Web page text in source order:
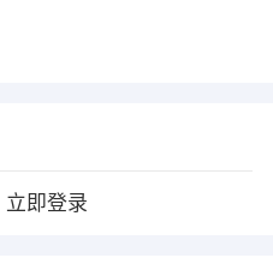
立即登录